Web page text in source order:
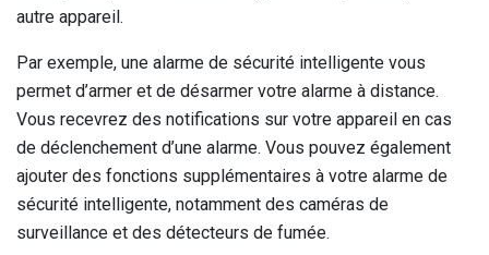
autre appareil.
Par exemple, une alarme de sécurité intelligente vous
permet d’armer et de désarmer votre alarme à distance.
Vous recevrez des notifications sur votre appareil en cas
de déclenchement d’une alarme. Vous pouvez également
ajouter des fonctions supplémentaires à votre alarme de
sécurité intelligente, notamment des caméras de
surveillance et des détecteurs de fumée.